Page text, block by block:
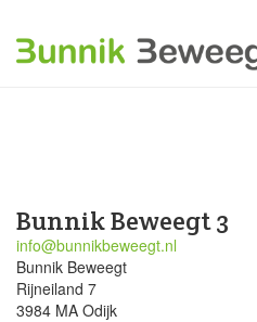
Bunnik Beweegt 3
info@bunnikbeweegt.nl
Bunnik Beweegt
Rijneiland 7
3984 MA Odijk